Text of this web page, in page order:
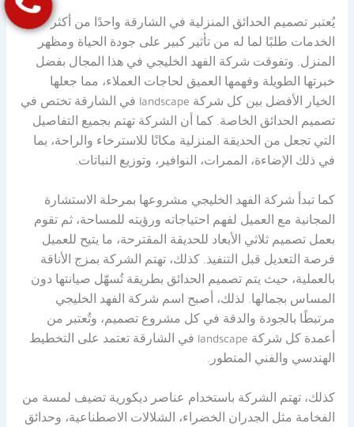
يُعتبر تصميم الحدائق المنزلية في الشارقة واحدًا من أكثر
الخدمات طلبًا لما له من تأثير كبير على جودة الحياة ومظهر
المنزل. وتفوقت شركة الفهد الخليجي في هذا المجال بفضل
خبرتها الطويلة وفهمها العميق لحاجات العملاء، مما جعلها
الخيار الأفضل بين كل شركة landscape في الشارقة تختص في
تصميم الحدائق الخاصة. كما أن الشركة تهتم بجميع التفاصيل
التي تجعل من الحديقة المنزلية مكانًا للاسترخاء والراحة، بما
في ذلك الإضاءة، الممرات، النوافير، وتوزيع النباتات.
كما تبدأ شركة الفهد الخليجي مشروعها بمرحلة الاستشارة
المجانية مع العميل لفهم احتياجاته ورؤيته للمساحة، ثم تقوم
بعمل تصميم ثلاثي الأبعاد للحديقة المقترحة، ما يتيح للعميل
فرصة التعديل قبل التنفيذ. كذلك، تهتم الشركة بمزج الأناقة
بالعملية، حيث يتم تصميم الحدائق بطريقة تُسهّل صيانتها دون
المساس بجمالها. لذلك، أصبح اسم شركة الفهد الخليجي
مرتبطًا بالجودة والدقة في كل مشروع تصميم، وتُعتبر من
أعمدة كل شركة landscape في الشارقة تعتمد على التخطيط
الهندسي والفني المتطور.
كذلك، تهتم الشركة باستخدام عناصر ديكورية تضيف لمسة من
الفخامة مثل الجدران الخضراء، الشلالات الاصطناعية، وحدائق